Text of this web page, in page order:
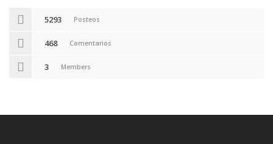
5293 Posteos
468 Comentarios
3 Members